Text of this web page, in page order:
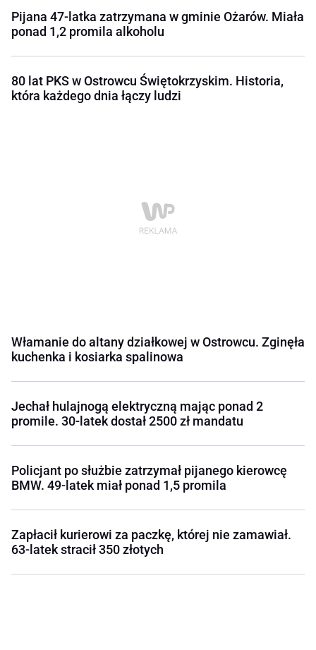
Pijana 47-latka zatrzymana w gminie Ożarów. Miała
ponad 1,2 promila alkoholu
80 lat PKS w Ostrowcu Świętokrzyskim. Historia,
która każdego dnia łączy ludzi
Włamanie do altany działkowej w Ostrowcu. Zginęła
kuchenka i kosiarka spalinowa
Jechał hulajnogą elektryczną mając ponad 2
promile. 30-latek dostał 2500 zł mandatu
Policjant po służbie zatrzymał pijanego kierowcę
BMW. 49-latek miał ponad 1,5 promila
Zapłacił kurierowi za paczkę, której nie zamawiał.
63-latek stracił 350 złotych